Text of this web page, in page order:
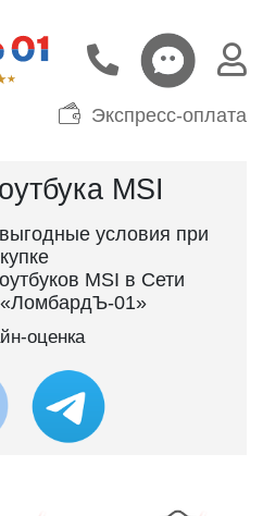
Экспресс-оплата
MSI
условия при
MSI в Сети
01»
оценка